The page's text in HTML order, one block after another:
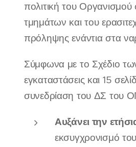
πολιτική του
τμημάτων και του
πρόληψης ενάντια στα
Σύμφωνα με το Σχέδιο
εγκαταστάσεις και 15
συνεδρίαση του ΔΣ του
Αυξάνει την
εκσυγχρονισμό